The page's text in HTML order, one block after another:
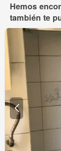
Hemos
también te